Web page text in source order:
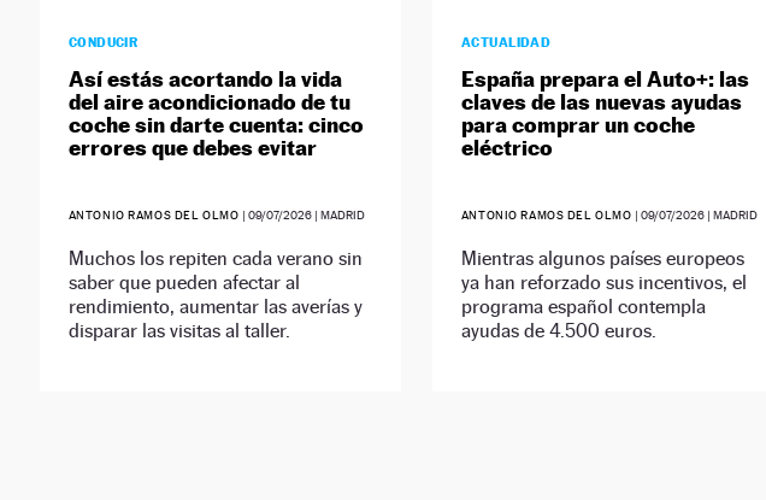
CONDUCIR
Así estás acortando la vida
del aire acondicionado de tu
coche sin darte cuenta: cinco
errores que debes evitar
ANTONIO RAMOS DEL OLMO | 09/07/2026| MADRID
Muchos los repiten cada verano sin
saber que pueden afectar al
rendimiento, aumentar las averías y
disparar las visitas al taller.
ACTUALIDAD
España prepara el Auto+: las
claves de las nuevas ayudas
para comprar un coche
eléctrico
ANTONIO RAMOS DEL OLMO | 09/07/2026 | MADRID
Mientras algunos países europeos
ya han reforzado sus incentivos, el
programa español contempla
ayudas de 4.500 euros.